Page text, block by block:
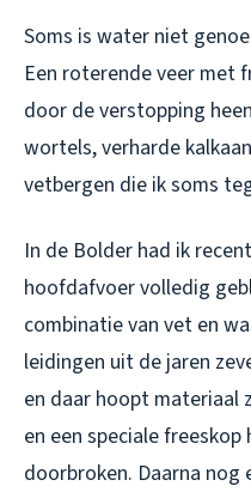
Soms is water niet
Een roterende veer met
door de verstopping
wortels, verharde
vetbergen die ik soms
In de Bolder had ik
hoofdafvoer volledig
combinatie van vet en
leidingen uit de jaren
en daar hoopt materiaal
en een speciale
doorbroken. Daarna nog